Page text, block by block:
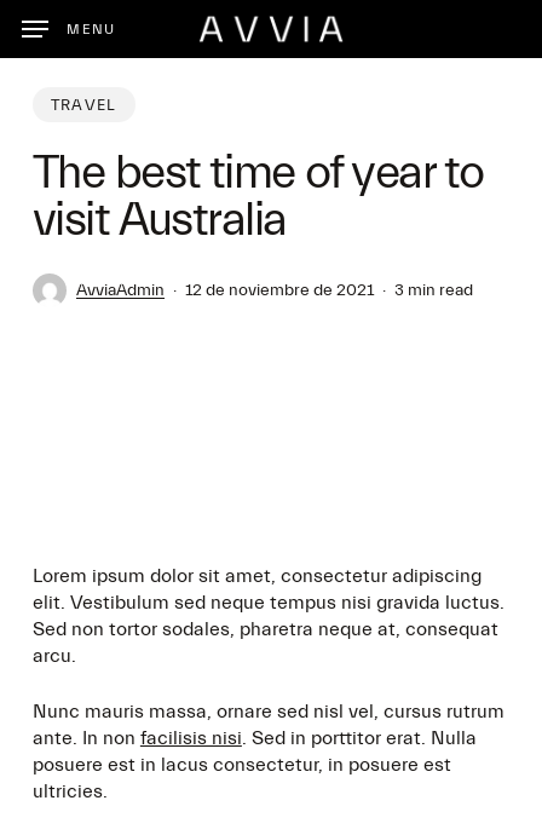
main
MENU
TRAVEL
The best time of year to
visit Australia
AvviaAdmin 12 de noviembre de 2021 3 min read
Lorem ipsum dolor sit amet, consectetur adipiscing
elit. Vestibulum sed neque tempus nisi gravida luctus.
Sed non tortor sodales, pharetra neque at, consequat
arcu.
Nunc mauris massa, ornare sed nisl vel, cursus rutrum
ante. In non facilisis nisi. Sed in porttitor erat. Nulla
posuere est in lacus consectetur, in posuere est
ultricies.